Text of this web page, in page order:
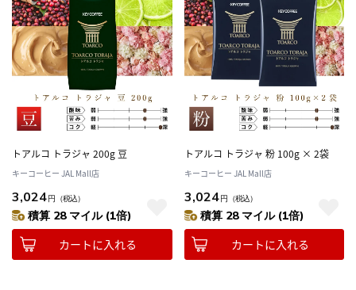
トアルコ トラジャ 200g 豆
キーコーヒー JAL Mall店
3,024円 （税込）
積算 28 マイル (1倍)
カートに入れる
トアルコ トラジャ 粉 100g × 2袋
キーコーヒー JAL Mall店
3,024円 （税込）
積算 28 マイル (1倍)
カートに入れる